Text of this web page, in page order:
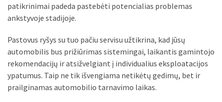
Paslaugos
Įdomybės
(28)
patikrinimai padeda pastebėti potencialias problemas
ankstyvoje stadijoje.
Pastovus ryšys su tuo pačiu servisu užtikrina, kad jūsų
automobilis bus prižiūrimas sistemingai, laikantis gamintojo
rekomendacijų ir atsižvelgiant į individualius eksploatacijos
ypatumus. Taip ne tik išvengiama netikėtų gedimų, bet ir
prailginamas automobilio tarnavimo laikas.